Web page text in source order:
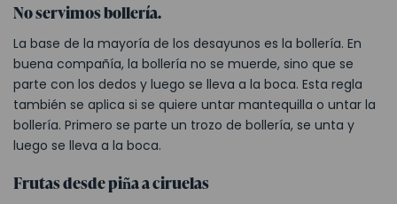
No servimos bollería.
La base de la mayoría de los desayunos es la bollería. En
buena compañía, la bollería no se muerde, sino que se
parte con los dedos y luego se lleva a la boca. Esta regla
también se aplica si se quiere untar mantequilla o untar la
bollería. Primero se parte un trozo de bollería, se unta y
luego se lleva a la boca.
Frutas desde piña a ciruelas